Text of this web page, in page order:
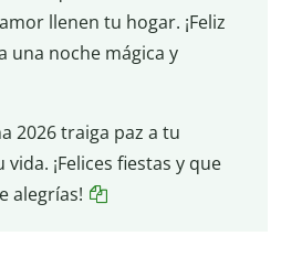
llenen tu hogar. ¡Feliz
una noche mágica y
2026 traiga paz a tu
¡Felices fiestas y que
alegrías!